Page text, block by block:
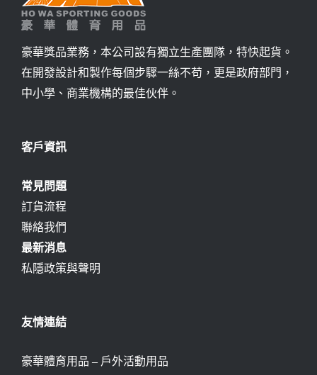
豪華獎品業務，本公司設有獨立生產團隊，特快起貨。
在開發設計和製作每個步驟一絲不苟，更是政府部門，
中小學、商業機構的最佳伙伴。
客戶資訊
常見問題
訂貨流程
聯絡我們
最新消息
私隱政策與聲明
友情連結
豪華體育用品 – 戶外活動用品